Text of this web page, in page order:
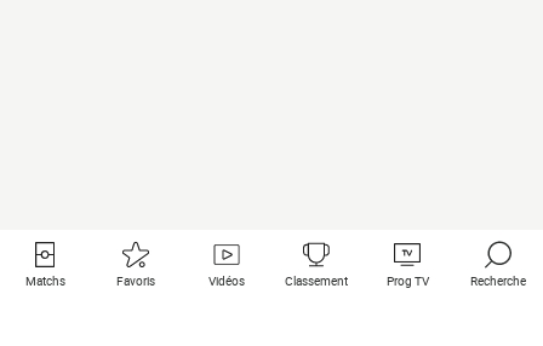
Matchs Favoris Vidéos Classement Prog TV Recherche